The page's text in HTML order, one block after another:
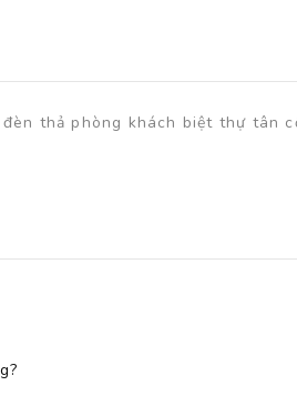
đèn thả phòng khách biệt thự tân